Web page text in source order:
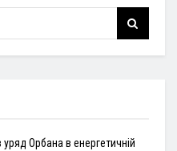
Орбана в енергетичній